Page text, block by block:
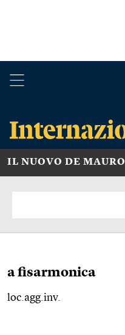
IL NUOVO DE MAURO
a fisarmonica
loc.agg.inv.